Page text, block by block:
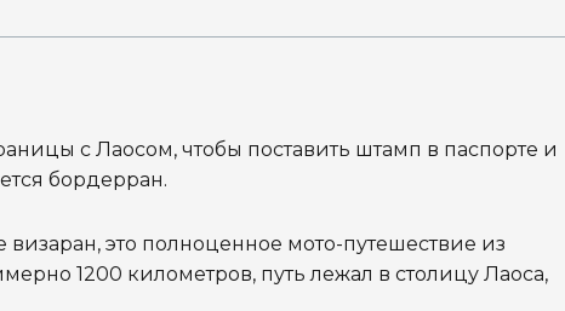
с Лаосом, чтобы поставить штамп в паспорте и
бордерран.
это полноценное мото-путешествие из
1200 километров, путь лежал в столицу Лаоса,